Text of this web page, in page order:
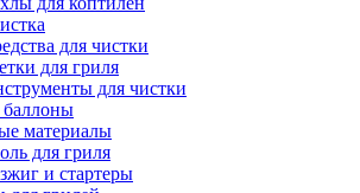
для чистки
для гриля
для чистки
баллоны
материалы
для гриля
и стартеры